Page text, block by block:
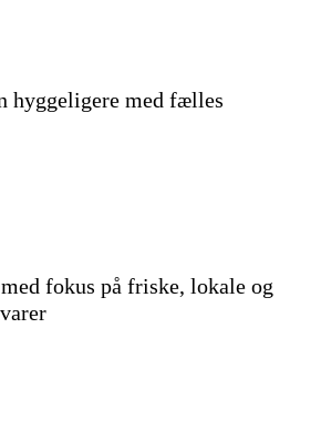
hyggeligere med fælles
fokus på friske, lokale og